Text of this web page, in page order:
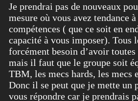
Je prendrai pas de nouveaux
mesure où vous avez tendance
compétences ( que ce soit en
capacité à vous imposer). Tous
forcément besoin d’avoir toutes
mais il faut que le groupe soit
TBM, les mecs hards, les mecs
Donc il se peut que je mette un
vous répondre car je prendrais